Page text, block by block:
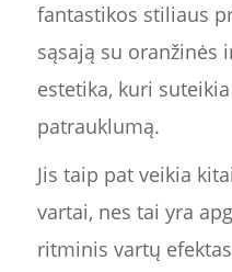
fantastikos stiliaus
sąsają su oranžinės
estetika, kuri
patrauklumą.
Jis taip pat veikia
vartai, nes tai yra
ritminis vartų